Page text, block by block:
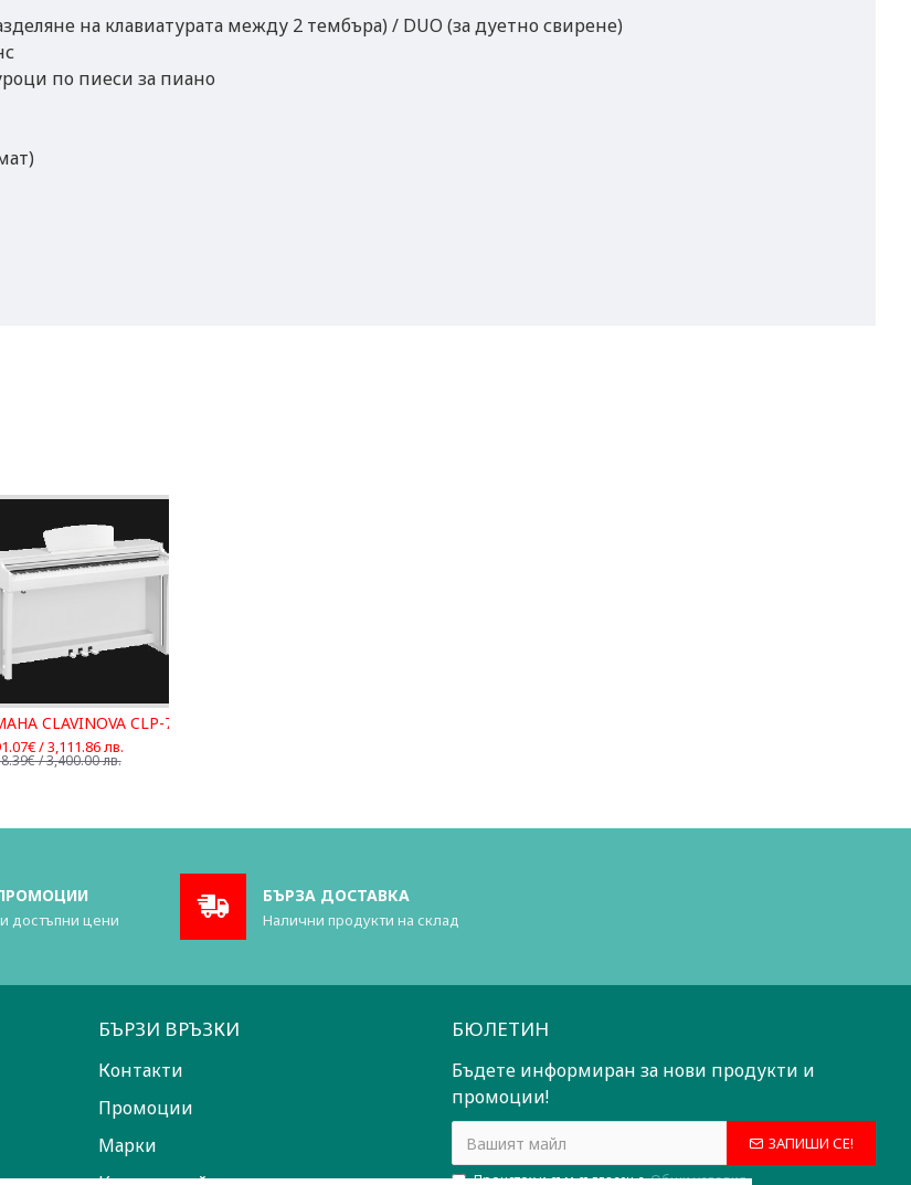
на клавиатурата между 2 тембъра) / DUO (за дуетно свирене)
по пиеси за пиано
YAMAHA CLAVINOVA CLP-725 White
/ 3,111.86 лв.
/ 3,400.00 лв.
достъпни цени
БЪРЗА ДОСТАВКА
Налични продукти на склад
БЪРЗИ ВРЪЗКИ
Контакти
Промоции
Марки
БЮЛЕТИН
Бъдете информиран за нови продукти и
промоции!
ЗАПИШИ СЕ!
Прочетох и съм съгласен сОбщи условия